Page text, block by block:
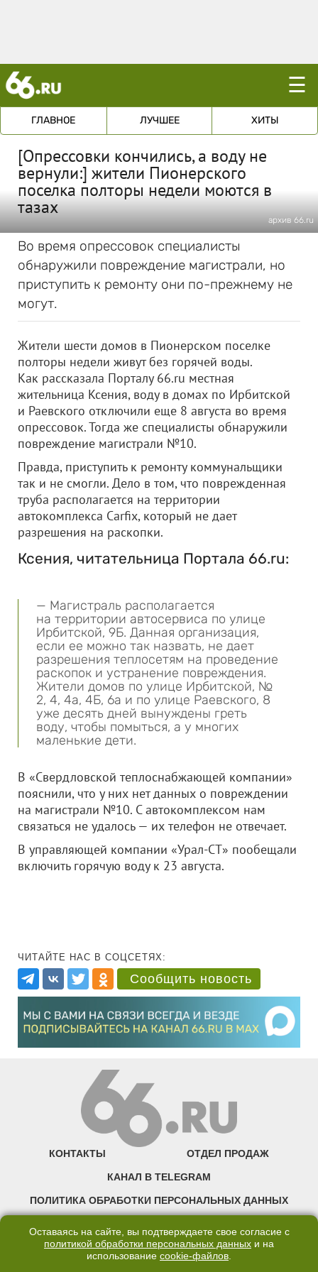
☰
ГЛАВНОЕ ЛУЧШЕЕ ХИТЫ
[Опрессовки кончились, а воду не
вернули:] жители Пионерского
поселка полторы недели моются в
тазах
архив 66.ru
Во время опрессовок специалисты
обнаружили повреждение магистрали, но
приступить к ремонту они по-прежнему не
могут.
Жители шести домов в Пионерском поселке
полторы недели живут без горячей воды.
Как рассказала Порталу 66.ru местная
жительница Ксения, воду в домах по Ирбитской
и Раевского отключили еще 8 августа во время
опрессовок. Тогда же специалисты обнаружили
повреждение магистрали №10.
Правда, приступить к ремонту коммунальщики
так и не смогли. Дело в том, что поврежденная
труба располагается на территории
автокомплекса Carfix, который не дает
разрешения на раскопки.
Ксения, читательница Портала 66.ru:
— Магистраль располагается
на территории автосервиса по улице
Ирбитской, 9Б. Данная организация,
если ее можно так назвать, не дает
разрешения теплосетям на проведение
раскопок и устранение повреждения.
Жители домов по улице Ирбитской, №
2, 4, 4а, 4Б, 6а и по улице Раевского, 8
уже десять дней вынуждены греть
воду, чтобы помыться, а у многих
маленькие дети.
В «Свердловской теплоснабжающей компании»
пояснили, что у них нет данных о повреждении
на магистрали №10. С автокомплексом нам
связаться не удалось — их телефон не отвечает.
В управляющей компании «Урал-СТ» пообещали
включить горячую воду к 23 августа.
ЧИТАЙТЕ НАС В СОЦСЕТЯХ:
Сообщить новость
КОНТАКТЫ ОТДЕЛ ПРОДАЖ
КАНАЛ В TELEGRAM
ПОЛИТИКА ОБРАБОТКИ ПЕРСОНАЛЬНЫХ ДАННЫХ
©2007—2025 66.RU. Воспроизведение, сообщение, доведение до всеобщего
Оставаясь на сайте, вы подтверждаете свое согласие с
политикой обработки персональных данных и на
использование cookie-файлов.